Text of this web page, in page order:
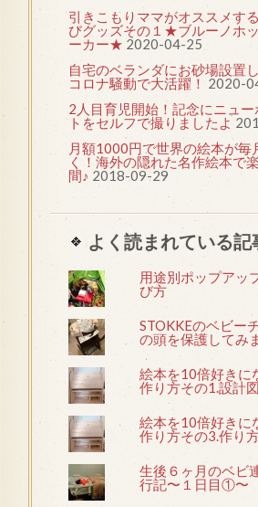
引きこもりママがオススメす
びグッズその１★ブルーノホ
ーカー★ 2020-04-25
自宅のベランダにお砂場設置
コロナ騒動で大活躍！ 2020-
2人目育児開始！記念にニュー
トをセルフで撮りましたよ
月額1000円で世界の絵本が毎
く！海外の隠れた名作絵本で
間♪ 2018-09-29
よく読まれている記
用途別ポップアッ
び方
STOKKEのベビー
の頭を保護してみ
絵本を10倍好きに
作り方その1.設計
絵本を10倍好きに
作り方その3.作り
生後６ヶ月のベビ
行記〜１日目①〜